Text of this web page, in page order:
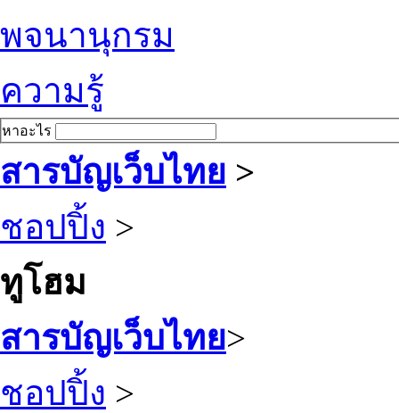
พจนานุกรม
ความรู้
หาอะไร
สารบัญเว็บไทย >
ชอปปิ้ง >
ทูโฮม
สารบัญเว็บไทย>
ชอปปิ้ง >